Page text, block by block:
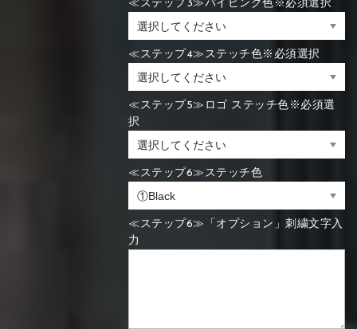
≪ステップ3≫パイピング色※必須選択
≪ステップ4≫ステッチ色※必須選択
≪ステップ5≫ロゴ ステッチ色※必須選
択
≪ステップ6≫ステッチ色
≪ステップ6≫「オプション」刺繍文字入
力